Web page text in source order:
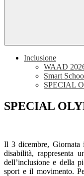
Inclusione
WAAD
Smart
SPECIAL
SPECIAL
Il 3 dicembre, Giornata
disabilità, rappresenta
dell’inclusione e della
sport e il movimento.